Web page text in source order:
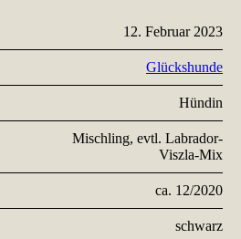
12. Februar 2023
Glückshunde
Hündin
Mischling, evtl. Labrador-
Viszla-Mix
ca. 12/2020
schwarz